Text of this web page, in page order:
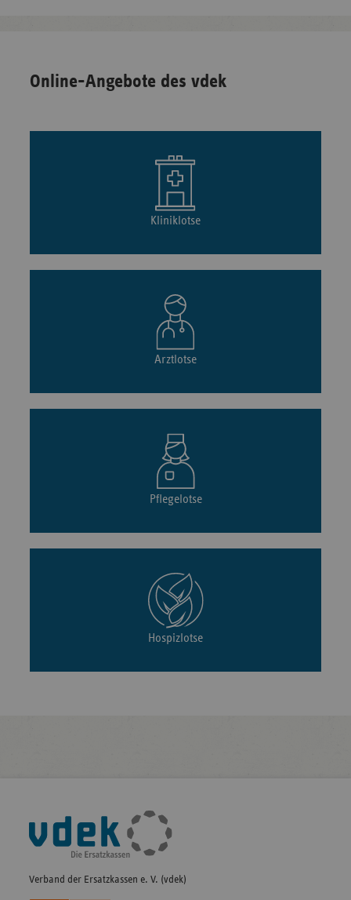
Online-Angebote des vdek
Kliniklotse
Arztlotse
Pflegelotse
Hospizlotse
Fußleisten-
Navigation
Verband der Ersatzkassen e. V. (vdek)